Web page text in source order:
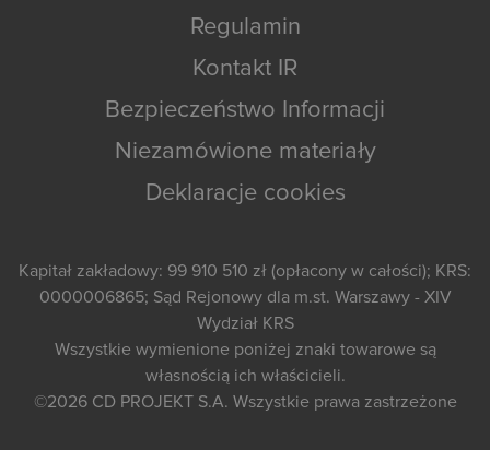
Regulamin
Kontakt IR
Bezpieczeństwo Informacji
Niezamówione materiały
Deklaracje cookies
Kapitał zakładowy: 99 910 510 zł (opłacony w całości); KRS:
0000006865; Sąd Rejonowy dla m.st. Warszawy - XIV
Wydział KRS
Wszystkie wymienione poniżej znaki towarowe są
własnością ich właścicieli.
©2026 CD PROJEKT S.A. Wszystkie prawa zastrzeżone